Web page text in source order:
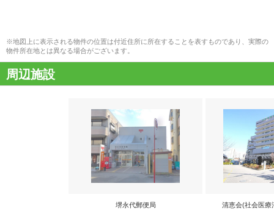
※地図上に表示される物件の位置は付近住所に所在することを表すものであり、実際の
物件所在地とは異なる場合がございます。
周辺施設
堺永代郵便局 清恵会(社会医療